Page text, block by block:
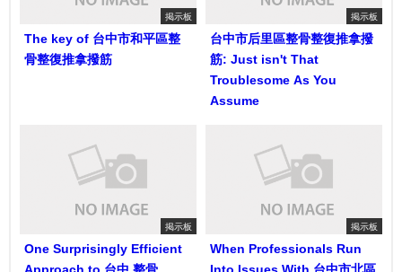
掲示板
The key of 台中市和平區整
骨整復推拿撥筋
掲示板
台中市后里區整骨整復推拿撥
筋: Just isn't That
Troublesome As You
Assume
掲示板
One Surprisingly Efficient
Approach to 台中 整骨
掲示板
When Professionals Run
Into Issues With 台中市北區